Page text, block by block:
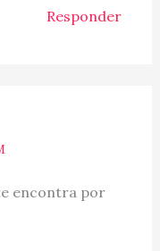
Responder
encontra por